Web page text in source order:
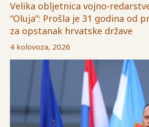
Velika obljetnica vojno-
“Oluja”: Prošla je 31 godina od
za opstanak hrvatske države
4 kolovoza, 2026